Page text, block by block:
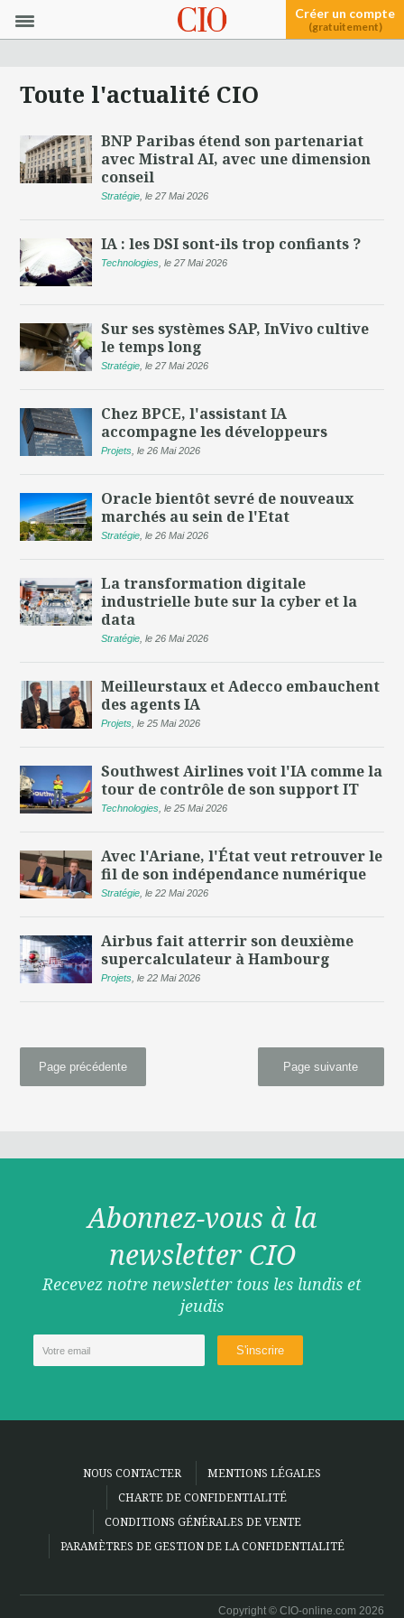
Créer un compte
(gratuitement)
Toute l'actualité CIO
BNP Paribas étend son partenariat
avec Mistral AI, avec une dimension
conseil
Stratégie ,le 27 Mai 2026
IA : les DSI sont-ils trop confiants ?
Technologies ,le 27 Mai 2026
Sur ses systèmes SAP, InVivo cultive
le temps long
Stratégie ,le 27 Mai 2026
Chez BPCE, l'assistant IA
accompagne les développeurs
Projets ,le 26 Mai 2026
Oracle bientôt sevré de nouveaux
marchés au sein de l'Etat
Stratégie ,le 26 Mai 2026
La transformation digitale
industrielle bute sur la cyber et la
data
Stratégie ,le 26 Mai 2026
Meilleurstaux et Adecco embauchent
des agents IA
Projets ,le 25 Mai 2026
Southwest Airlines voit l'IA comme la
tour de contrôle de son support IT
Technologies ,le 25 Mai 2026
Avec l'Ariane, l'État veut retrouver le
fil de son indépendance numérique
Stratégie ,le 22 Mai 2026
Airbus fait atterrir son deuxième
supercalculateur à Hambourg
Projets ,le 22 Mai 2026
Page suivante
Page précédente
Abonnez-vous à la
newsletter CIO
Recevez notre newsletter tous les lundis et
jeudis
NOUS CONTACTER
MENTIONS LÉGALES
CHARTE DE CONFIDENTIALITÉ
CONDITIONS GÉNÉRALES DE VENTE
PARAMÈTRES DE GESTION DE LA CONFIDENTIALITÉ
Copyright © CIO-online.com 2026